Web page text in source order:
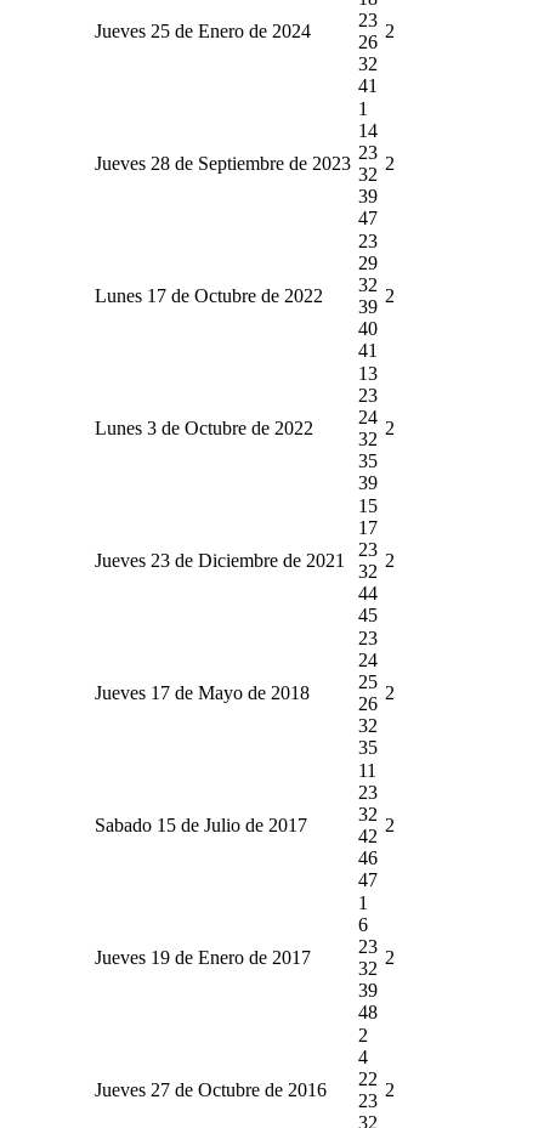
Jueves 25 de Enero de 2024
23
26
32
41
2
Jueves 28 de Septiembre de 2023
1
14
23
32
39
47
2
Lunes 17 de Octubre de 2022
23
29
32
39
40
41
2
Lunes 3 de Octubre de 2022
13
23
24
32
35
39
2
Jueves 23 de Diciembre de 2021
15
17
23
32
44
45
2
Jueves 17 de Mayo de 2018
23
24
25
26
32
35
2
Sabado 15 de Julio de 2017
11
23
32
42
46
47
2
Jueves 19 de Enero de 2017
1
6
23
32
39
48
2
Jueves 27 de Octubre de 2016
2
4
22
23
32
2